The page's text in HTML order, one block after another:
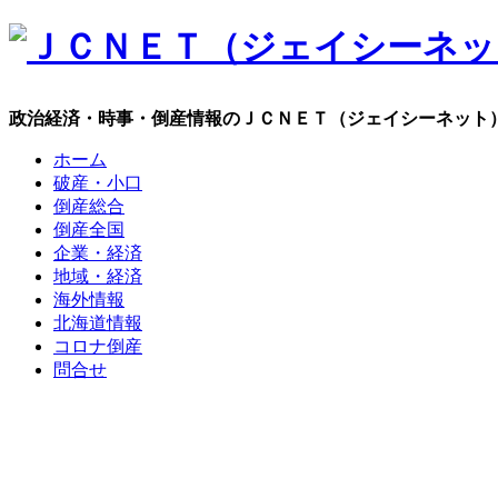
政治経済・時事・倒産情報のＪＣＮＥＴ（ジェイシーネット）
ホーム
破産・小口
倒産総合
倒産全国
企業・経済
地域・経済
海外情報
北海道情報
コロナ倒産
問合せ